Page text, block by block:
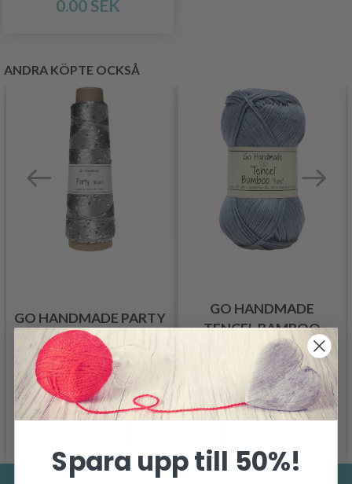
0.00 SEK
ANDRA KÖPTE OCKSÅ
GO HANDMADE PARTY
DELUXE
62.95 SEK
GO HANDMADE
TENCEL BAMBOO
"FINE"
58.95 SEK
Spara upp till 50%!